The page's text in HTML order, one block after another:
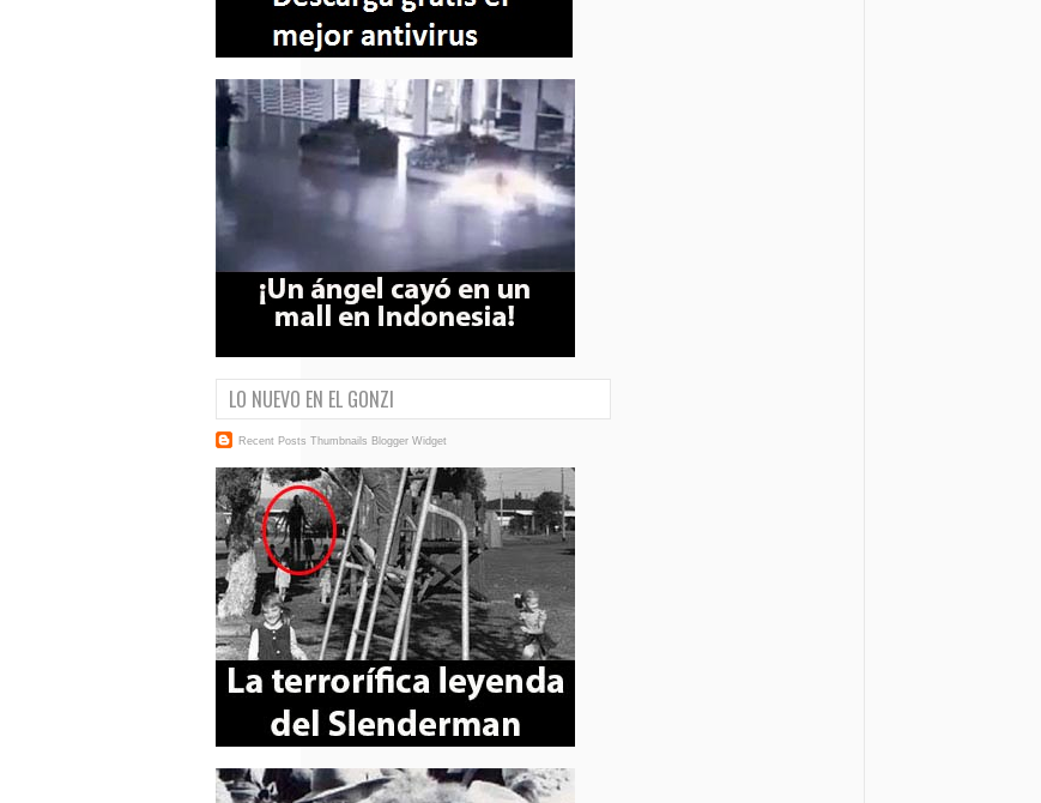
LO NUEVO EN EL GONZI
Recent Posts Thumbnails Blogger Widget